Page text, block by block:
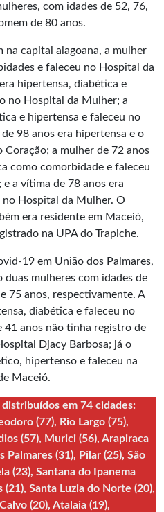
com idades de 52, 76,
de 80 anos.
na capital alagoana, a mulher
e faleceu no Hospital da
hipertensa, diabética e
no Hospital da Mulher; a
e hipertensa e faleceu no
98 anos era hipertensa e o
a mulher de 72 anos
como comorbidade e faleceu
a vítima de 78 anos era
Hospital da Mulher. O
era residente em Maceió,
na UPA do Trapiche.
19 em União dos Palmares,
duas mulheres com idades de
75 anos, respectivamente. A
diabética e faleceu no
41 anos não tinha registro de
Djacy Barbosa; já o
hipertenso e faleceu na
Maceió.
em 74 cidades:
(77), Rio Largo (75),
(57), Murici (56), Arapiraca
Palmares (31), Pilar (25), São
(23), Santana do Ipanema
(21), Santa Luzia do Norte (20),
(20), Atalaia (19),